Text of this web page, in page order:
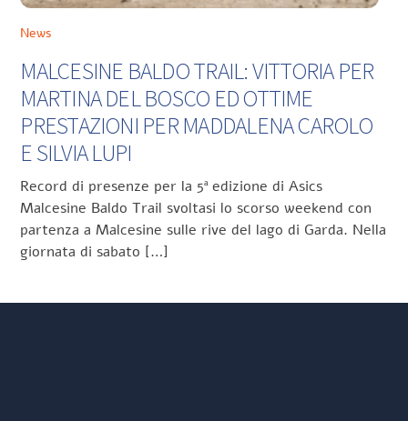
News
MALCESINE BALDO TRAIL: VITTORIA PER
MARTINA DEL BOSCO ED OTTIME
PRESTAZIONI PER MADDALENA CAROLO
E SILVIA LUPI
Record di presenze per la 5ª edizione di Asics
Malcesine Baldo Trail svoltasi lo scorso weekend con
partenza a Malcesine sulle rive del lago di Garda. Nella
giornata di sabato […]